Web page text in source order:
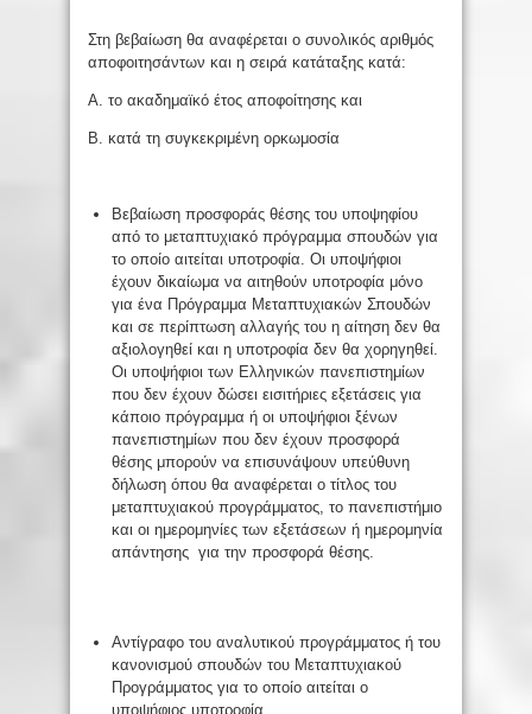
Στη βεβαίωση θα αναφέρεται ο συνολικός αριθμός
αποφοιτησάντων και η σειρά κατάταξης κατά:
Α. το ακαδημαϊκό έτος αποφοίτησης και
Β. κατά τη συγκεκριμένη ορκωμοσία
Βεβαίωση προσφοράς θέσης του υποψηφίου
από το μεταπτυχιακό πρόγραμμα σπουδών για
το οποίο αιτείται υποτροφία. Οι υποψήφιοι
έχουν δικαίωμα να αιτηθούν υποτροφία μόνο
για ένα Πρόγραμμα Μεταπτυχιακών Σπουδών
και σε περίπτωση αλλαγής του η αίτηση δεν θα
αξιολογηθεί και η υποτροφία δεν θα χορηγηθεί.
Οι υποψήφιοι των Ελληνικών πανεπιστημίων
που δεν έχουν δώσει εισιτήριες εξετάσεις για
κάποιο πρόγραμμα ή οι υποψήφιοι ξένων
πανεπιστημίων που δεν έχουν προσφορά
θέσης μπορούν να επισυνάψουν υπεύθυνη
δήλωση όπου θα αναφέρεται ο τίτλος του
μεταπτυχιακού προγράμματος, το πανεπιστήμιο
και οι ημερομηνίες των εξετάσεων ή ημερομηνία
απάντησης για την προσφορά θέσης.
Αντίγραφο του αναλυτικού προγράμματος ή του
κανονισμού σπουδών του Μεταπτυχιακού
Προγράμματος για το οποίο αιτείται ο
υποψήφιος υποτροφία.